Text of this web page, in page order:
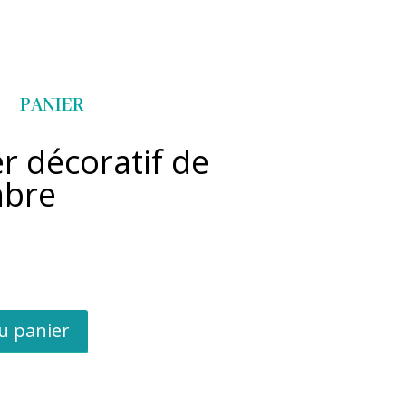
PANIER
décoratif de
panier